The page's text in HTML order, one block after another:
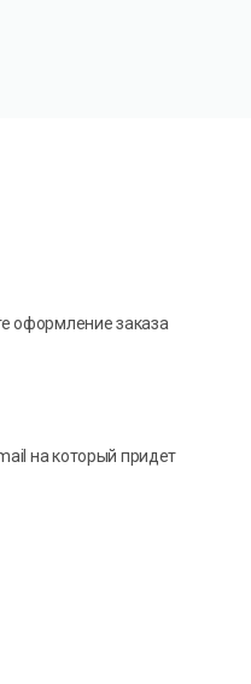
оформление заказа
на который придет